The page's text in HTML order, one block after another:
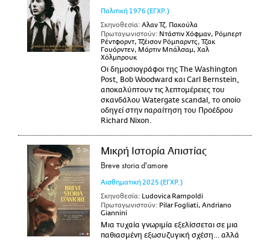
Πολιτική1976 (ΕΓΧΡ.)
Σκηνοθεσία: Αλαν Τζ. Πακούλα
Πρωταγωνιστούν: Ντάστιν Χόφμαν, Ρόμπερτ
Ρέντφορντ, Τζέισον Ρόμπαρντς, Τζακ
Γουόρντεν, Μάρτιν Μπάλσαμ, Χαλ
Χόλμπρουκ
Οι δημοσιογράφοι της The Washington
Post, Bob Woodward και Carl Bernstein,
αποκαλύπτουν τις λεπτομέρειες του
σκανδάλου Watergate scandal, το οποίο
οδηγεί στην παραίτηση του Προέδρου
Richard Nixon.
Μικρή Ιστορία Απιστίας
Breve storia d'amore
Αισθηματική 2025 (ΕΓΧΡ.)
Σκηνοθεσία: Ludovica Rampoldi
Πρωταγωνιστούν: Pilar Fogliati, Andriano
Giannini
Μια τυχαία γνωριμία εξελίσσεται σε μια
παθιασμένη εξωσυζυγική σχέση… αλλά